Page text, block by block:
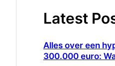
Latest
Alles over een
300.000 euro: